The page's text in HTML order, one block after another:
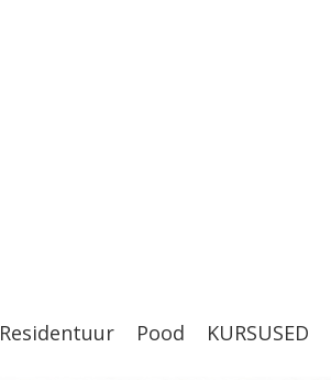
Residentuur Pood KURSUSED